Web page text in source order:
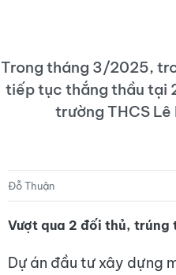
Trong tháng 3/2025,
tiếp tục thắng thầu tại
trường THCS
Đỗ Thuận
Vượt qua 2 đối thủ, trúng
Dự án đầu tư xây dựng